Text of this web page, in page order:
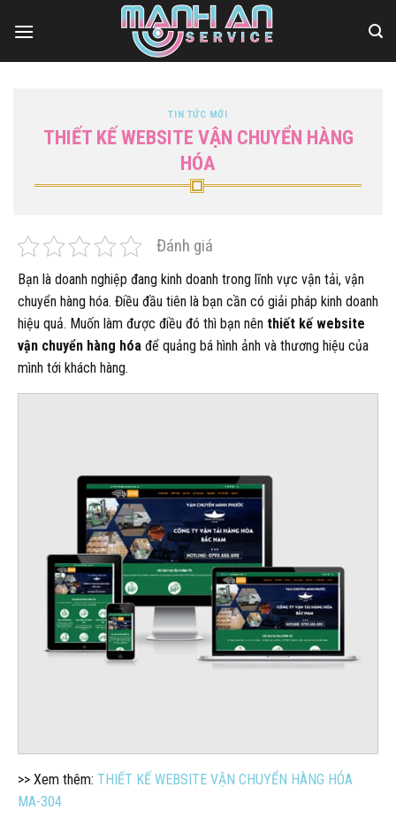
qua
TIN TỨC MỚI
THIẾT KẾ WEBSITE VẬN CHUYỂN HÀNG
HÓA
Đánh giá
Bạn là doanh nghiệp đang kinh doanh trong lĩnh vực vận tải, vận
chuyển hàng hóa. Điều đầu tiên là bạn cần có giải pháp kinh doanh
hiệu quả. Muốn làm được điều đó thì bạn nên thiết kế website
vận chuyển hàng hóa để quảng bá hình ảnh và thương hiệu của
mình tới khách hàng.
>> Xem thêm: THIẾT KẾ WEBSITE VẬN CHUYỂN HÀNG HÓA
MA-304